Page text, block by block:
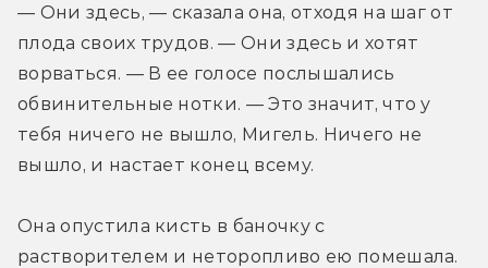
— Они здесь, — сказала она, отходя на шаг от
плода своих трудов. — Они здесь и хотят
ворваться. — В ее голосе послышались
обвинительные нотки. — Это значит, что у
тебя ничего не вышло, Мигель. Ничего не
вышло, и настает конец всему.
Она опустила кисть в баночку с
растворителем и неторопливо ею помешала.